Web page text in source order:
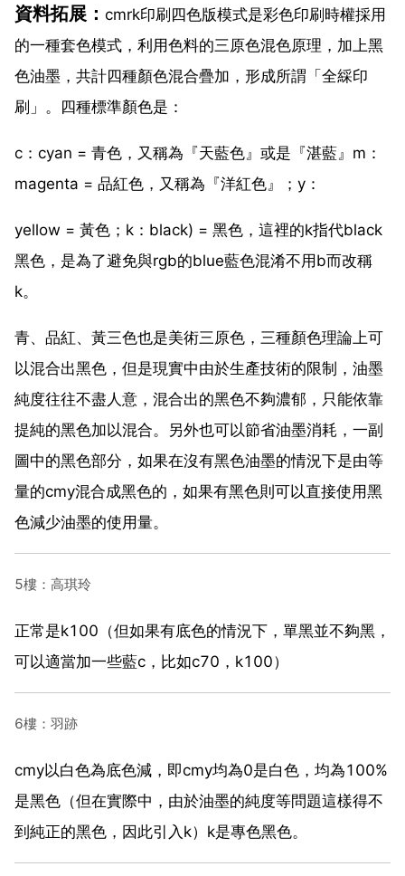
資料拓展： cmrk印刷四色版模式是彩色印刷時權採用
的一種套色模式，利用色料的三原色混色原理，加上黑
色油墨，共計四種顏色混合疊加，形成所謂「全綵印
刷」。四種標準顏色是：
c：cyan = 青色，又稱為『天藍色』或是『湛藍』m：
magenta = 品紅色，又稱為『洋紅色』；y：
yellow = 黃色；k：black) = 黑色，這裡的k指代black
黑色，是為了避免與rgb的blue藍色混淆不用b而改稱
k。
青、品紅、黃三色也是美術三原色，三種顏色理論上可
以混合出黑色，但是現實中由於生產技術的限制，油墨
純度往往不盡人意，混合出的黑色不夠濃郁，只能依靠
提純的黑色加以混合。另外也可以節省油墨消耗，一副
圖中的黑色部分，如果在沒有黑色油墨的情況下是由等
量的cmy混合成黑色的，如果有黑色則可以直接使用黑
色減少油墨的使用量。
5樓：高琪玲
正常是k100（但如果有底色的情況下，單黑並不夠黑，
可以適當加一些藍c，比如c70，k100）
6樓：羽跡
cmy以白色為底色減，即cmy均為0是白色，均為100%
是黑色（但在實際中，由於油墨的純度等問題這樣得不
到純正的黑色，因此引入k）k是專色黑色。